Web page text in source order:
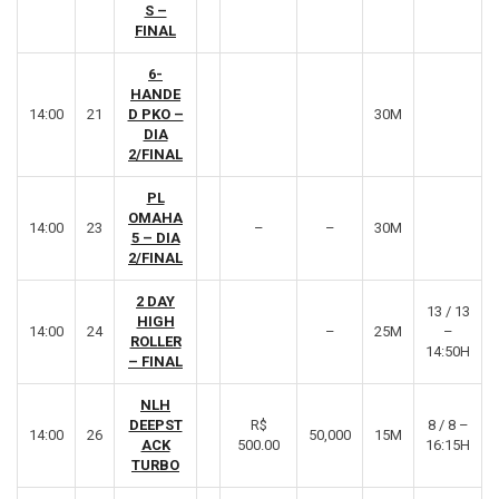
S –
FINAL
14:00 21
6-
HANDE
D PKO –
DIA
2/FINAL
30M
14:00 23
PL
OMAHA
5 – DIA
2/FINAL
– – 30M
14:00 24
2 DAY
HIGH
ROLLER
– FINAL
– 25M
13 / 13
–
14:50H
14:00 26
NLH
DEEPST
ACK
TURBO
R$
500.00
50,000 15M
8 / 8 –
16:15H